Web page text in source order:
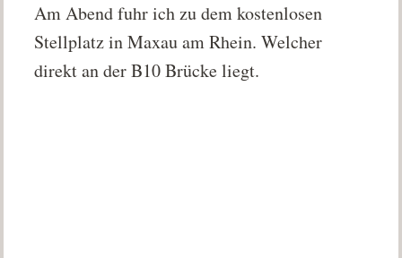
Am Abend fuhr ich zu dem kostenlosen
Stellplatz in Maxau am Rhein. Welcher
direkt an der B10 Brücke liegt.